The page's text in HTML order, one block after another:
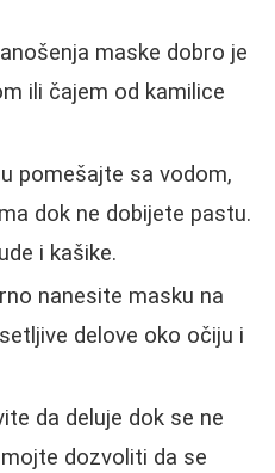
maske dobro je
ili čajem od kamilice
pomešajte sa vodom,
dok ne dobijete pastu.
i kašike.
nanesite masku na
delove oko očiju i
da deluje dok se ne
dozvoliti da se